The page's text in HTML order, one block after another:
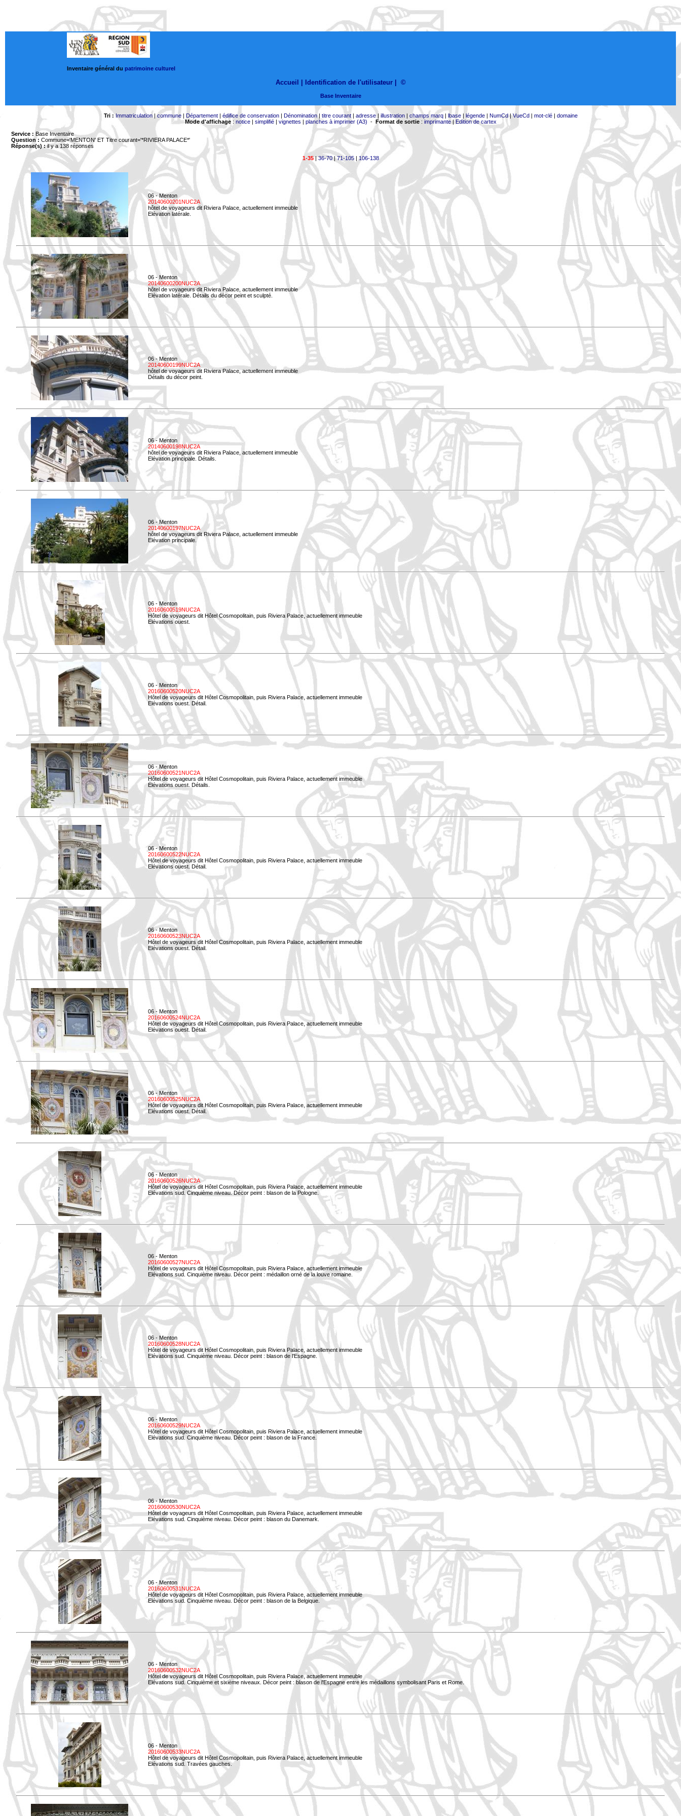
Inventaire général du patrimoine culturel
Accueil | Identification de l'utilisateur ©
Base Inventaire
Tri : Immatriculation|commune| Département| édifice de conservation| Dénomination| titre courant| adresse| illustration| champs marq| lbase| légende| NumCd|VueCd| mot-clé| domaine
Mode d'affichage: notice| simplifié| vignettes | planches à imprimer (A3) - Format de sortie: imprimante|Edition de cartex
Service : Base Inventaire
Question : Commune='MENTON' ET Titre courant='*RIVIERA PALACE*'
Réponse(s) :il y a 138 réponses
1-35|36-70|71-105| 106-138
06 - Menton
20140600201NUC2A
hôtel de voyageurs dit Riviera Palace, actuellement immeuble
Elévation latérale.
06 - Menton
20140600200NUC2A
hôtel de voyageurs dit Riviera Palace, actuellement immeuble
Elévation latérale. Détails du décor peint et sculpté.
06 - Menton
20140600199NUC2A
hôtel de voyageurs dit Riviera Palace, actuellement immeuble
Détails du décor peint.
06 - Menton
20140600198NUC2A
hôtel de voyageurs dit Riviera Palace, actuellement immeuble
Elévation principale. Détails.
06 - Menton
20140600197NUC2A
hôtel de voyageurs dit Riviera Palace, actuellement immeuble
Elévation principale.
06 - Menton
20160600519NUC2A
Hôtel de voyageurs dit Hôtel Cosmopolitain, puis Riviera Palace, actuellement immeuble
Elévations ouest.
06 - Menton
20160600520NUC2A
Hôtel de voyageurs dit Hôtel Cosmopolitain, puis Riviera Palace, actuellement immeuble
Elévations ouest. Détail.
06 - Menton
20160600521NUC2A
Hôtel de voyageurs dit Hôtel Cosmopolitain, puis Riviera Palace, actuellement immeuble
Elévations ouest. Détails.
06 - Menton
20160600522NUC2A
Hôtel de voyageurs dit Hôtel Cosmopolitain, puis Riviera Palace, actuellement immeuble
Elévations ouest. Détail.
06 - Menton
20160600523NUC2A
Hôtel de voyageurs dit Hôtel Cosmopolitain, puis Riviera Palace, actuellement immeuble
Elévations ouest. Détail.
06 - Menton
20160600524NUC2A
Hôtel de voyageurs dit Hôtel Cosmopolitain, puis Riviera Palace, actuellement immeuble
Elévations ouest. Détail.
06 - Menton
20160600525NUC2A
Hôtel de voyageurs dit Hôtel Cosmopolitain, puis Riviera Palace, actuellement immeuble
Elévations ouest. Détail.
06 - Menton
20160600526NUC2A
Hôtel de voyageurs dit Hôtel Cosmopolitain, puis Riviera Palace, actuellement immeuble
Elévations sud. Cinquième niveau. Décor peint : blason de la Pologne.
06 - Menton
20160600527NUC2A
Hôtel de voyageurs dit Hôtel Cosmopolitain, puis Riviera Palace, actuellement immeuble
Elévations sud. Cinquième niveau. Décor peint : médaillon orné de la louve romaine.
06 - Menton
20160600528NUC2A
Hôtel de voyageurs dit Hôtel Cosmopolitain, puis Riviera Palace, actuellement immeuble
Elévations sud. Cinquième niveau. Décor peint : blason de l'Espagne.
06 - Menton
20160600529NUC2A
Hôtel de voyageurs dit Hôtel Cosmopolitain, puis Riviera Palace, actuellement immeuble
Elévations sud. Cinquième niveau. Décor peint : blason de la France.
06 - Menton
20160600530NUC2A
Hôtel de voyageurs dit Hôtel Cosmopolitain, puis Riviera Palace, actuellement immeuble
Elévations sud. Cinquième niveau. Décor peint : blason du Danemark.
06 - Menton
20160600531NUC2A
Hôtel de voyageurs dit Hôtel Cosmopolitain, puis Riviera Palace, actuellement immeuble
Elévations sud. Cinquième niveau. Décor peint : blason de la Belgique.
06 - Menton
20160600532NUC2A
Hôtel de voyageurs dit Hôtel Cosmopolitain, puis Riviera Palace, actuellement immeuble
Elévations sud. Cinquième et sixième niveaux. Décor peint : blason de l'Espagne entre les médaillons symbolisant Paris et Rome.
06 - Menton
20160600533NUC2A
Hôtel de voyageurs dit Hôtel Cosmopolitain, puis Riviera Palace, actuellement immeuble
Elévations sud. Travées gauches.